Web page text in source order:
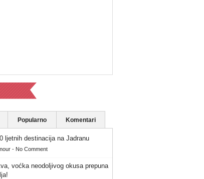
Popularno Komentari
ljetnih destinacija na Jadranu
- No Comment
voćka neodoljivog okusa prepuna